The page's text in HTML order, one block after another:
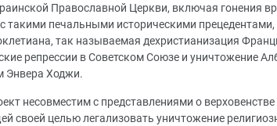
Православной Церкви, включая гонения
такими печальными историческими
так называемая дехристианизация
репрессии в Советском Союзе и уничтожение
Энвера Ходжи.
несовместим с представлениями о
своей целью легализовать уничтожение